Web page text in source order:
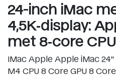
24-inch iMac
4,5K‑display:
met 8‑core
IMac Apple Apple iMac
M4 CPU 8 Core GPU 8